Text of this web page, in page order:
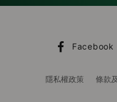
Facebook
隱私權政策 條款